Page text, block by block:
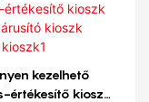
kezelhető
értékesítő kioszk